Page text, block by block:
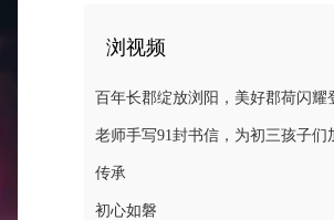
浏视频
百年长郡绽放浏阳，美好郡荷闪耀
老师手写91封书信，为初三孩子们
传承
初心如磐